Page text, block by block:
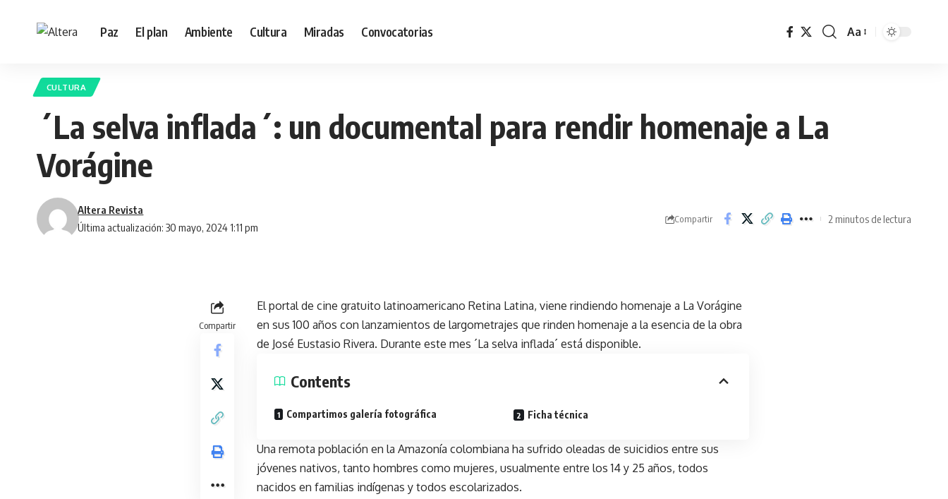
Paz El plan Ambiente Cultura Miradas Convocatorias Aa
CULTURA
´La selva inflada´: un documental para rendir homenaje a La
Vorágine
Última actualización: 30 mayo, 2024 1:11 pm
Altera Revista
Compartir 2 minutos de lectura
Compartir
El portal de cine gratuito latinoamericano Retina Latina, viene rindiendo homenaje a La Vorágine
en sus 100 años con lanzamientos de largometrajes que rinden homenaje a la esencia de la obra
de José Eustasio Rivera. Durante este mes ´La selva inflada´ está disponible.
Contents
Compartimos galería fotográfica Ficha técnica
Una remota población en la Amazonía colombiana ha sufrido oleadas de suicidios entre sus
jóvenes nativos, tanto hombres como mujeres, usualmente entre los 14 y 25 años, todos
nacidos en familias indígenas y todos escolarizados.